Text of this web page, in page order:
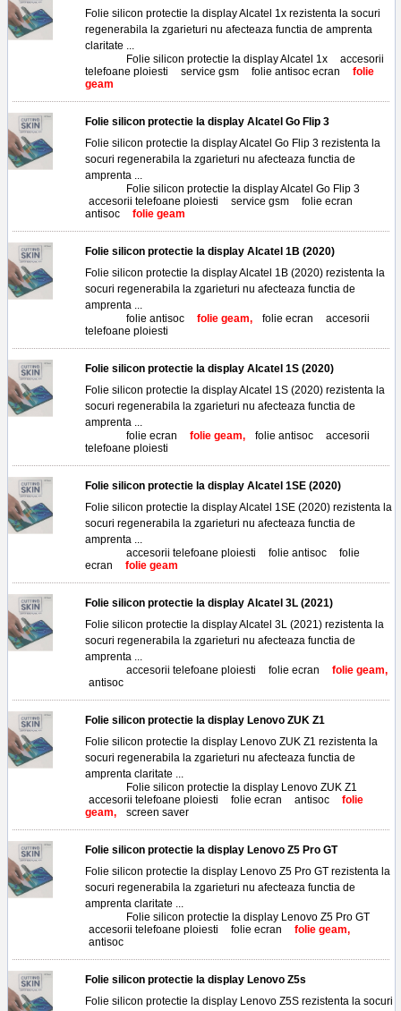
Folie silicon protectie la display Alcatel 1x rezistenta la socuri
regenerabila la zgarieturi nu afecteaza functia de amprenta
claritate ...
Folie silicon protectie la display Alcatel 1x
accesorii
telefoane ploiesti
service gsm folie antisoc ecran
folie
geam
Folie silicon protectie la display Alcatel Go Flip 3
Folie silicon protectie la display Alcatel Go Flip 3 rezistenta la
socuri regenerabila la zgarieturi nu afecteaza functia de
amprenta ...
Folie silicon protectie la display Alcatel Go Flip 3
accesorii telefoane ploiesti
service gsm
folie ecran
antisoc
folie geam
Folie silicon protectie la display Alcatel 1B (2020)
Folie silicon protectie la display Alcatel 1B (2020) rezistenta la
socuri regenerabila la zgarieturi nu afecteaza functia de
amprenta ...
folie antisoc folie geam, folie ecran
accesorii
telefoane ploiesti
Folie silicon protectie la display Alcatel 1S (2020)
Folie silicon protectie la display Alcatel 1S (2020) rezistenta la
socuri regenerabila la zgarieturi nu afecteaza functia de
amprenta ...
folie ecran folie geam, folie antisoc
accesorii
telefoane ploiesti
Folie silicon protectie la display Alcatel 1SE (2020)
Folie silicon protectie la display Alcatel 1SE (2020) rezistenta la
socuri regenerabila la zgarieturi nu afecteaza functia de
amprenta ...
accesorii telefoane ploiesti folie antisoc
folie
ecran
folie geam
Folie silicon protectie la display Alcatel 3L (2021)
Folie silicon protectie la display Alcatel 3L (2021) rezistenta la
socuri regenerabila la zgarieturi nu afecteaza functia de
amprenta ...
accesorii telefoane ploiesti folie ecran
folie geam,
antisoc
Folie silicon protectie la display Lenovo ZUK Z1
Folie silicon protectie la display Lenovo ZUK Z1 rezistenta la
socuri regenerabila la zgarieturi nu afecteaza functia de
amprenta claritate ...
Folie silicon protectie la display Lenovo ZUK Z1
accesorii telefoane ploiesti
folie ecran antisoc
folie
geam,
screen saver
Folie silicon protectie la display Lenovo Z5 Pro GT
Folie silicon protectie la display Lenovo Z5 Pro GT rezistenta la
socuri regenerabila la zgarieturi nu afecteaza functia de
amprenta claritate ...
Folie silicon protectie la display Lenovo Z5 Pro GT,
accesorii telefoane ploiesti
folie ecran
folie geam,
antisoc
Folie silicon protectie la display Lenovo Z5s
Folie silicon protectie la display Lenovo Z5S rezistenta la socuri